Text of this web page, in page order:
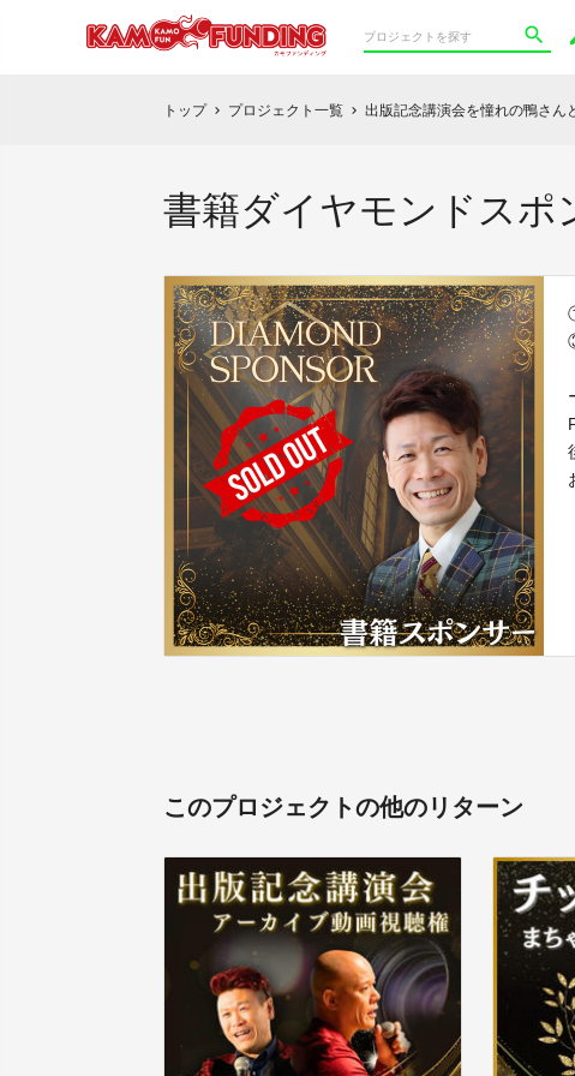
トップ chevron_right プロジェクト一覧 chevron_right 出版記念講演会を憧れの鴨さん
書籍ダイヤモンドスポ
このプロジェクトの他のリターン